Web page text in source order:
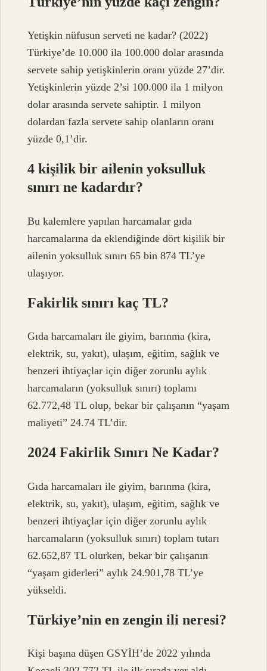
Yetişkin nüfusun serveti ne kadar? (2022)
Türkiye’de 10.000 ila 100.000 dolar arasında
servete sahip yetişkinlerin oranı yüzde 27’dir.
Yetişkinlerin yüzde 2’si 100.000 ila 1 milyon
dolar arasında servete sahiptir. 1 milyon
dolardan fazla servete sahip olanların oranı
yüzde 0,1’dir.
4 kişilik bir ailenin yoksulluk
sınırı ne kadardır?
Bu kalemlere yapılan harcamalar gıda
harcamalarına da eklendiğinde dört kişilik bir
ailenin yoksulluk sınırı 65 bin 874 TL’ye
ulaşıyor.
Fakirlik sınırı kaç TL?
Gıda harcamaları ile giyim, barınma (kira,
elektrik, su, yakıt), ulaşım, eğitim, sağlık ve
benzeri ihtiyaçlar için diğer zorunlu aylık
harcamaların (yoksulluk sınırı) toplamı
62.772,48 TL olup, bekar bir çalışanın “yaşam
maliyeti” 24.74 TL’dir.
2024 Fakirlik Sınırı Ne Kadar?
Gıda harcamaları ile giyim, barınma (kira,
elektrik, su, yakıt), ulaşım, eğitim, sağlık ve
benzeri ihtiyaçlar için diğer zorunlu aylık
harcamaların (yoksulluk sınırı) toplam tutarı
62.652,87 TL olurken, bekar bir çalışanın
“yaşam giderleri” aylık 24.901,78 TL’ye
yükseldi.
Türkiye’nin en zengin ili neresi?
Kişi başına düşen GSYİH’de 2022 yılında